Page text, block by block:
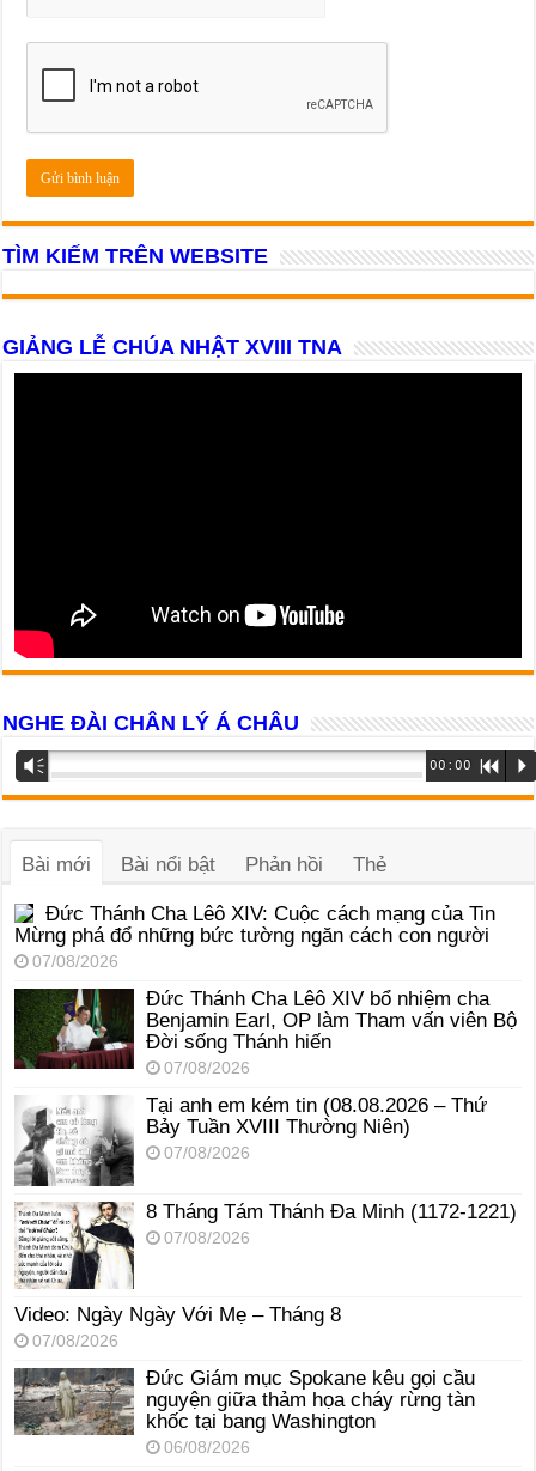
TÌM KIẾM TRÊN WEBSITE
GIẢNG LỄ CHÚA NHẬT XVIII TNA
NGHE ĐÀI CHÂN LÝ Á CHÂU
Trình
phát
Vm 00:00 R P
Bài mới Bài nổi bật Phản hồi Thẻ
Đức Thánh Cha Lêô XIV: Cuộc cách mạng của Tin
Mừng phá đổ những bức tường ngăn cách con người
07/08/2026
Đức Thánh Cha Lêô XIV bổ nhiệm cha
Benjamin Earl, OP làm Tham vấn viên Bộ
Đời sống Thánh hiến
07/08/2026
Tại anh em kém tin (08.08.2026 – Thứ
Bảy Tuần XVIII Thường Niên)
07/08/2026
8 Tháng Tám Thánh Ða Minh (1172-1221)
07/08/2026
Video: Ngày Ngày Với Mẹ – Tháng 8
07/08/2026
Đức Giám mục Spokane kêu gọi cầu
nguyện giữa thảm họa cháy rừng tàn
khốc tại bang Washington
06/08/2026